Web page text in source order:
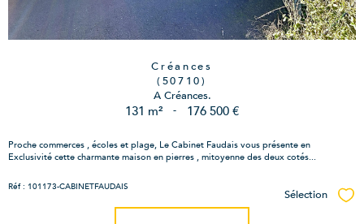
Créances
(50710)
A Créances.
131 m² - 176 500 €
Proche commerces , écoles et plage, Le Cabinet Faudais vous présente en
Exclusivité cette charmante maison en pierres , mitoyenne des deux cotés...
Réf : 101173-CABINETFAUDAIS
Sélection